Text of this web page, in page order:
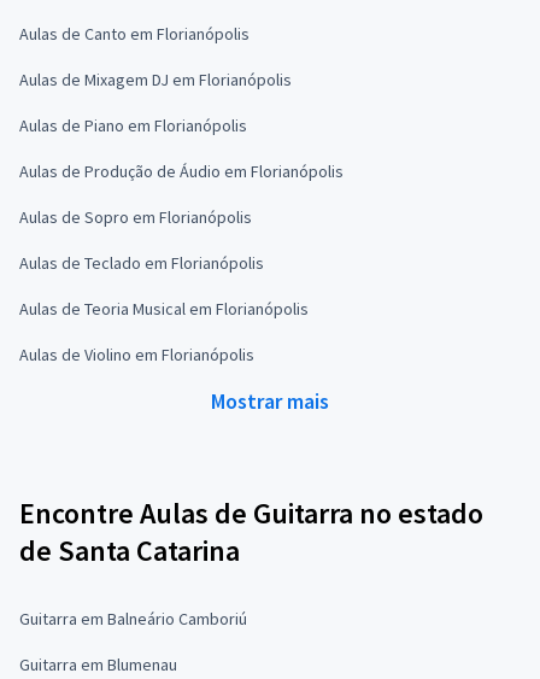
Aulas de Canto em Florianópolis
Aulas de Mixagem DJ em Florianópolis
Aulas de Piano em Florianópolis
Aulas de Produção de Áudio em Florianópolis
Aulas de Sopro em Florianópolis
Aulas de Teclado em Florianópolis
Aulas de Teoria Musical em Florianópolis
Aulas de Violino em Florianópolis
Mostrar mais
Encontre Aulas de Guitarra no estado
de Santa Catarina
Guitarra em Balneário Camboriú
Guitarra em Blumenau